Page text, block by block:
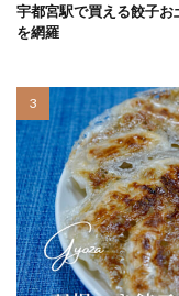
宇都宮駅で買える餃子
を網羅